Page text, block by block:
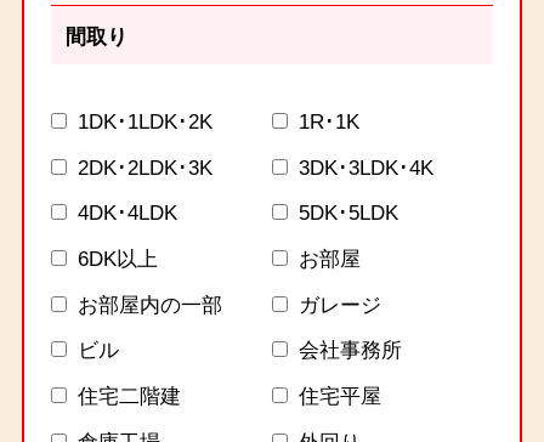
間取り
1DK･1LDK･2K
1R･1K
2DK･2LDK･3K
3DK･3LDK･4K
4DK･4LDK
5DK･5LDK
6DK以上
お部屋
お部屋内の一部
ガレージ
ビル
会社事務所
住宅二階建
住宅平屋